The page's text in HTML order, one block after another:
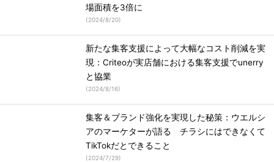
場面積を3倍に
(2024/8/20)
新たな集客支援によって大幅なコスト削減を実
現：Criteoが実店舗における集客支援でunerry
と協業
(2024/8/16)
集客＆ブランド強化を実現した秘策：ウエルシ
アのマーケターが語る チラシにはできなくて
TikTokだとできること
(2024/7/29)